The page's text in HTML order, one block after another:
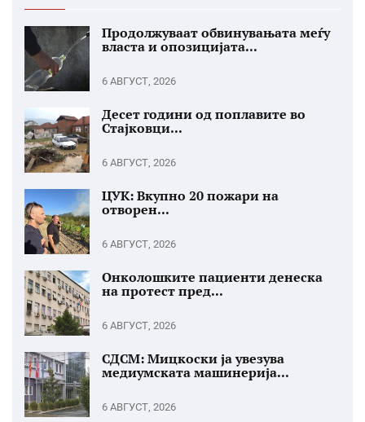
Продолжуваат обвинувањата меѓу
власта и опозицијата...
6 АВГУСТ, 2026
Десет години од поплавите во
Стајковци...
6 АВГУСТ, 2026
ЦУК: Вкупно 20 пожари на
отворен...
6 АВГУСТ, 2026
Онколошките пациенти денеска
на протест пред...
6 АВГУСТ, 2026
СДСМ: Мицкоски ја увезува
медиумската машинерија...
6 АВГУСТ, 2026